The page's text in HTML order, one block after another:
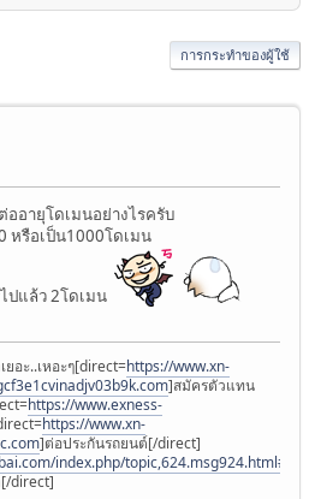
การกระทำของผู้ใช้
อายุโดเมนอย่างไรครับ
หรือเป็น1000โดเมน
ปแล้ว 2โดเมน
อะ..เหอะๆ[direct=https://www.xn-
]สมัครตัวแทน
https://www.exness-
https://www.xn-
]ต่อประกันรถยนต์[/direct]
index.php/
direct]